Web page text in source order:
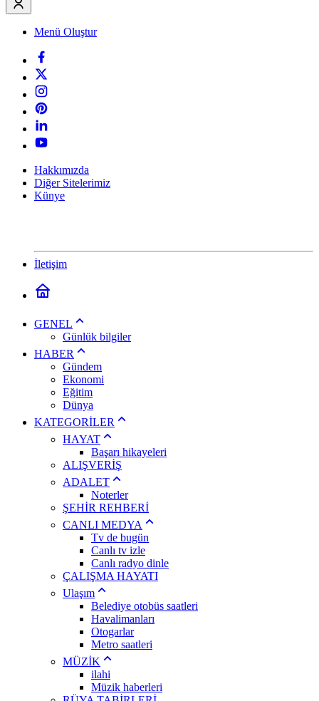
Menü Oluştur
Hakkımızda
Diğer Sitelerimiz
Künye
İletişim
GENEL
Günlük bilgiler
HABER
Gündem
Ekonomi
Eğitim
Dünya
KATEGORİLER
HAYAT
Başarı hikayeleri
ALIŞVERİŞ
ADALET
Noterler
ŞEHİR REHBERİ
CANLI MEDYA
Tv de bugün
Canlı tv izle
Canlı radyo dinle
ÇALIŞMA HAYATI
Ulaşım
Belediye otobüs saatleri
Havalimanları
Otogarlar
Metro saatleri
MÜZİK
ilahi
Müzik haberleri